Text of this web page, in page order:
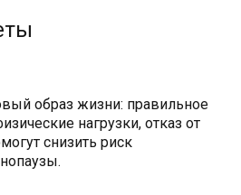
образ жизни: правильное
нагрузки, отказ от
снизить риск